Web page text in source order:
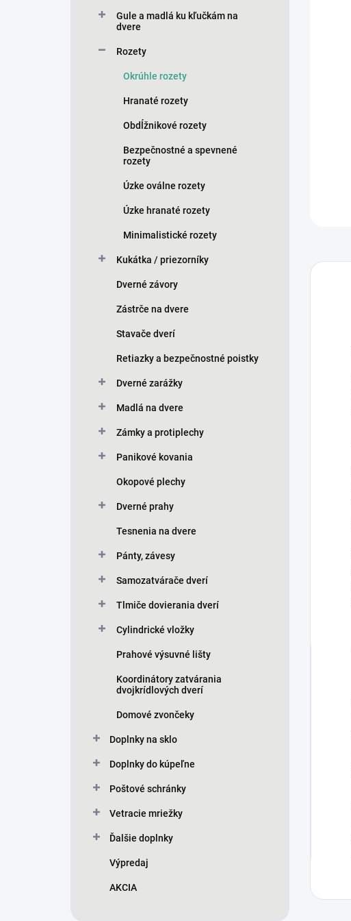
Gule a madlá ku kľučkám na
dvere
Rozety
Okrúhle rozety
Hranaté rozety
Obdĺžnikové rozety
Bezpečnostné a spevnené
rozety
Úzke oválne rozety
Úzke hranaté rozety
Minimalistické rozety
Kukátka / priezorníky
Dverné závory
Zástrče na dvere
Stavače dverí
Retiazky a bezpečnostné poistky
Dverné zarážky
Madlá na dvere
Zámky a protiplechy
Panikové kovania
Okopové plechy
Dverné prahy
Tesnenia na dvere
Pánty, závesy
Samozatvárače dverí
Tlmiče dovierania dverí
Cylindrické vložky
Prahové výsuvné lišty
Koordinátory zatvárania
dvojkrídlových dverí
Domové zvončeky
Doplnky na sklo
Doplnky do kúpeľne
Poštové schránky
Vetracie mriežky
Ďalšie doplnky
Výpredaj
AKCIA